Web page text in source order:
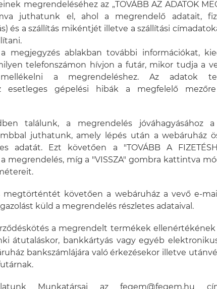
megrendeléséhez az „TOVÁBB AZ ADATOK
juthatunk el, ahol a megrendelő adatait,
és a szállítás mikéntjét illetve a szállítási
megjegyzés ablakban további információkat,
telefonszámon hívjon a futár, mikor tudja a
a megrendeléshez. Az adatok
esetleges gépelési hibák a megfelelő mezőre
találunk, a megrendelés jóváhagyásához a
juthatunk, amely lépés után a webáruház
adatát. Ezt követően a "TOVÁBB A
megrendelés, míg a "VISSZA" gombra kattintva
megtörténtét követően a webáruház a vevő e-
küld a megrendelés részletes adataival.
a megrendelt termékek
átutaláskor, bankkártyás vagy egyéb
bankszámlájára való érkezésekor illetve
Munkatársai az fegem@fegem.hu